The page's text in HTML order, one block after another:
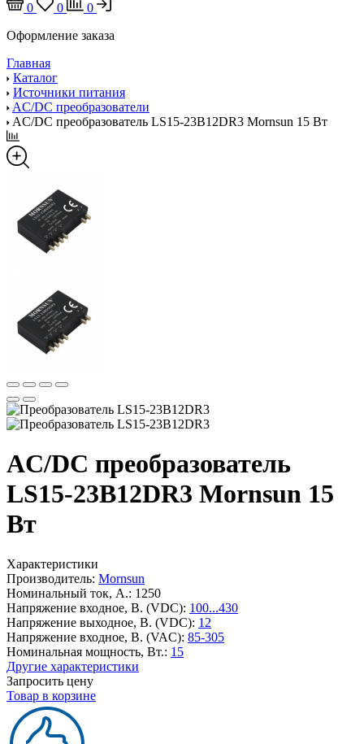
0
0
0
Оформление заказа
Главная
Каталог
Источники питания
AC/DC преобразователи
AC/DC преобразователь LS15-23B12DR3 Mornsun 15 Вт
AC/DC преобразователь
LS15-23B12DR3 Mornsun 15
Вт
Характеристики
Производитель: Mornsun
Номинальный ток, А.: 1250
Напряжение входное, В. (VDC): 100...430
Напряжение выходное, В. (VDC): 12
Напряжение входное, В. (VAC): 85-305
Номинальная мощность, Вт.: 15
Другие характеристики
Запросить цену
Товар в корзине